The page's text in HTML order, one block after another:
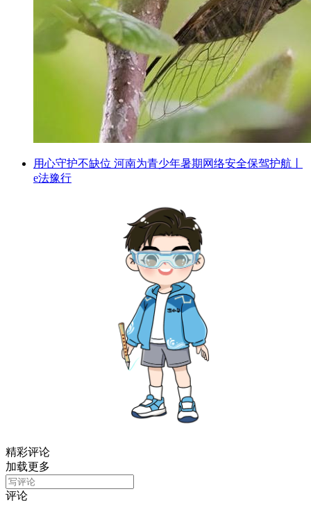
用心守护不缺位 河南为青少年暑期网络安全保驾护航丨
e法豫行
精彩评论
加载更多
评论